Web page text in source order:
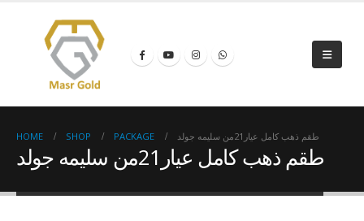
HOME SHOP PACKAGE طقم ذهب كامل عيار21من سليمه جولد
طقم ذهب كامل عيار21من سليمه جولد